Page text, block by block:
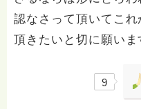
認なさって頂いてこ
頂きたいと切に願いま
9